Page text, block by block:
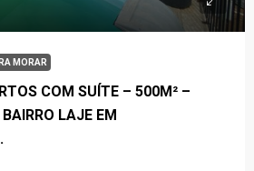
MORAR
COM SUÍTE – 500M² –
LAJE EM